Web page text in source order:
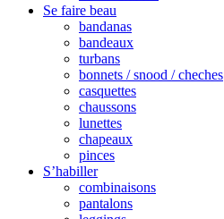
Se faire beau
bandanas
bandeaux
turbans
bonnets / snood / cheches
casquettes
chaussons
lunettes
chapeaux
pinces
S’habiller
combinaisons
pantalons